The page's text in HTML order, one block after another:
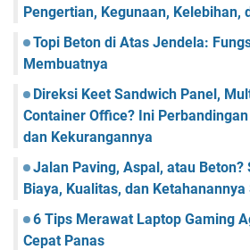
Pengertian, Kegunaan, Kelebihan,
Topi Beton di Atas Jendela:
Membuatnya
Direksi Keet Sandwich Panel,
Container Office? Ini
dan Kekurangannya
Jalan Paving, Aspal, atau
Biaya, Kualitas, dan
6 Tips Merawat Laptop Gaming
Cepat Panas